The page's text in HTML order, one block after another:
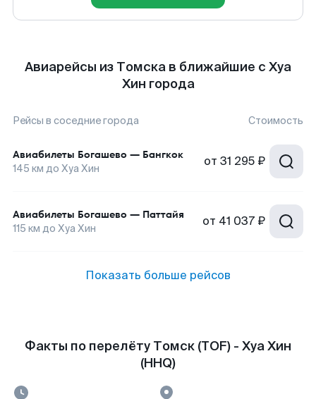
Авиарейсы из Томска в ближайшие с Хуа
Хин города
Рейсы в соседние города Стоимость
Авиабилеты Богашево — Бангкок
145 км до Хуа Хин от 31 295 ₽
Авиабилеты Богашево — Паттайя
115 км до Хуа Хин от 41 037 ₽
Показать больше рейсов
Факты по перелёту Томск (TOF) - Хуа Хин
(HHQ)